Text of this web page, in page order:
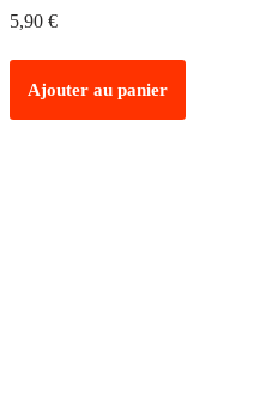
5,90 €
Ajouter au panier